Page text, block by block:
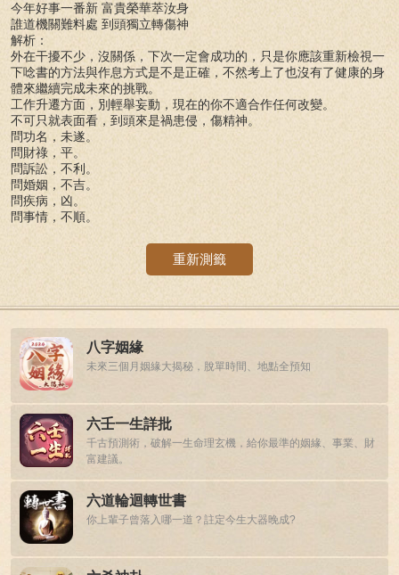
今年好事一番新 富貴榮華萃汝身
誰道機關難料處 到頭獨立轉傷神
解析：
外在干擾不少，沒關係，下次一定會成功的，只是你應該重新檢視一
下唸書的方法與作息方式是不是正確，不然考上了也沒有了健康的身
體來繼續完成未來的挑戰。
工作升遷方面，別輕舉妄動，現在的你不適合作任何改變。
不可只就表面看，到頭來是禍患侵，傷精神。
問功名，未遂。
問財祿，平。
問訴訟，不利。
問婚姻，不吉。
問疾病，凶。
問事情，不順。
重新測籤
八字姻緣
未來三個月姻緣大揭秘，脫單時間、地點全預知
六壬一生詳批
千古預測術，破解一生命理玄機，給你最準的姻緣、事業、財
富建議。
六道輪迴轉世書
你上輩子曾落入哪一道？註定今生大器晚成?